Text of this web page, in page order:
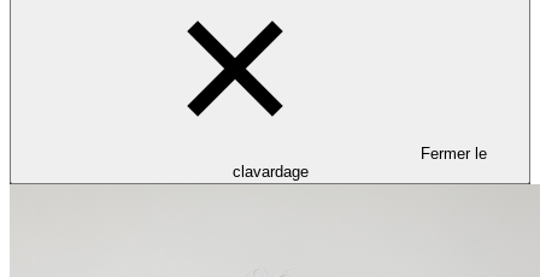
Fermer le
clavardage